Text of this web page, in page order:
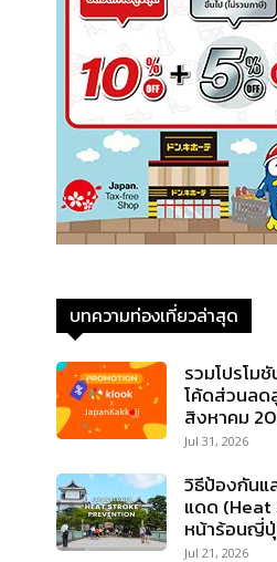
บทความท่องเที่ยวล่าสุด
รวมโปรโม
โค้ดส่วนล
สิงหาคม
Jul 31, 2026
วิธีป้องกันแ
แดด (Heat
หน้าร้อนญี่
Jul 21, 2026